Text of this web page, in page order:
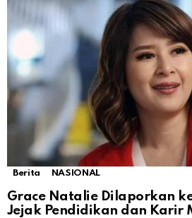
Berita NASIONAL
Grace Natalie Dilaporkan
Jejak Pendidikan dan Karir